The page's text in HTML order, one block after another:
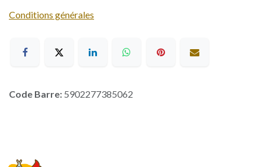
Conditions générales
Code Barre: 5902277385062